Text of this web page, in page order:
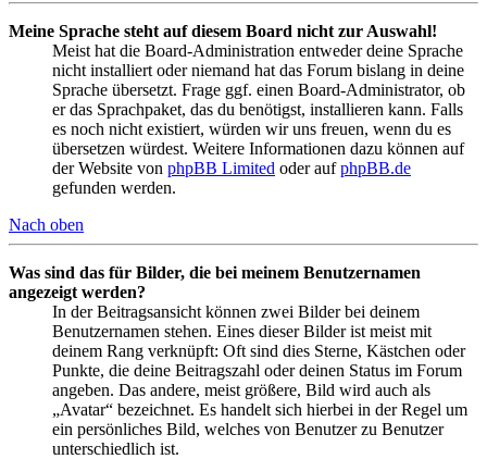
Meine Sprache steht auf diesem Board nicht zur Auswahl!
Meist hat die Board-Administration entweder deine Sprache
nicht installiert oder niemand hat das Forum bislang in deine
Sprache übersetzt. Frage ggf. einen Board-Administrator, ob
er das Sprachpaket, das du benötigst, installieren kann. Falls
es noch nicht existiert, würden wir uns freuen, wenn du es
übersetzen würdest. Weitere Informationen dazu können auf
der Website von phpBB Limited oder aufphpBB.de
gefunden werden.
Nach oben
Was sind das für Bilder, die bei meinem Benutzernamen
angezeigt werden?
In der Beitragsansicht können zwei Bilder bei deinem
Benutzernamen stehen. Eines dieser Bilder ist meist mit
deinem Rang verknüpft: Oft sind dies Sterne, Kästchen oder
Punkte, die deine Beitragszahl oder deinen Status im Forum
angeben. Das andere, meist größere, Bild wird auch als
„Avatar“ bezeichnet. Es handelt sich hierbei in der Regel um
ein persönliches Bild, welches von Benutzer zu Benutzer
unterschiedlich ist.